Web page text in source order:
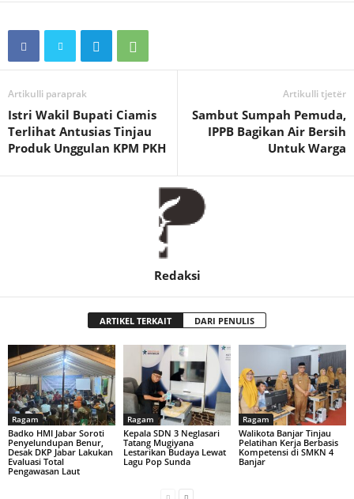
Artikulli paraprak
Istri Wakil Bupati Ciamis
Terlihat Antusias Tinjau
Produk Unggulan KPM PKH
Artikulli tjetër
Sambut Sumpah Pemuda,
IPPB Bagikan Air Bersih
Untuk Warga
Redaksi
ARTIKEL TERKAIT DARI PENULIS
Ragam
Badko HMI Jabar Soroti
Penyelundupan Benur,
Desak DKP Jabar Lakukan
Evaluasi Total
Pengawasan Laut
Ragam
Kepala SDN 3 Neglasari
Tatang Mugiyana
Lestarikan Budaya Lewat
Lagu Pop Sunda
Ragam
Walikota Banjar Tinjau
Pelatihan Kerja Berbasis
Kompetensi di SMKN 4
Banjar